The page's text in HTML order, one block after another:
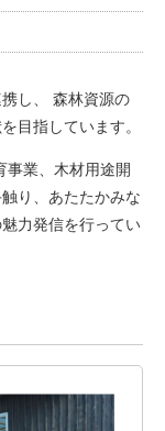
し、 森林資源の
目指しています。
事業、木材用途開
り、あたたかみな
力発信を行ってい